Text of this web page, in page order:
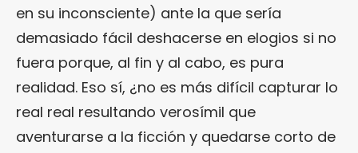
en su inconsciente) ante la que sería
demasiado fácil deshacerse en elogios si no
fuera porque, al fin y al cabo, es pura
realidad. Eso sí, ¿no es más difícil capturar lo
real real resultando verosímil que
aventurarse a la ficción y quedarse corto de